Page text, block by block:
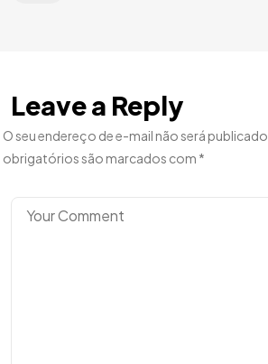
Leave a Reply
O seu endereço de e-mail não será publicado.
obrigatórios são marcados com *